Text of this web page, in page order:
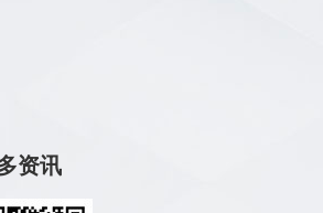
资讯